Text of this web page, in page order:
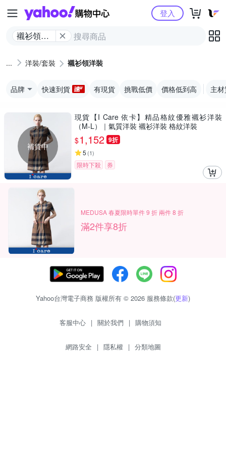
Yahoo購物中心
襯衫領洋
登入
洋裝/套裝 襯衫領洋裝
品牌 快速到貨 有現貨 挑戰低價 價格低到高 主
補貨中
現貨【I Care 依卡】精品格紋優雅襯衫洋裝
（M-L）｜氣質洋裝 襯衫洋裝 格紋洋裝
$1,152 9折
5 (1)
限時下殺 券
MEDUSA 春夏限時單件 9 折 兩件 8 折
滿2件享8折
Yahoo台灣電子商務 版權所有 © 2026 服務條款(更新)
客服中心 | 關於我們 | 購物須知
網路安全 | 隱私權 | 分類地圖